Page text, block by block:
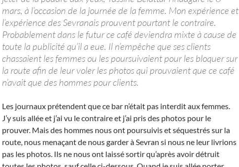
mars, à l’occasion de la journée de la femme. Mon expérience et
l’expérience des Sevranais prouvent pourtant le contraire.
Probablement dans le futur ce café deviendra mixte à cause de
toute la publicité qu’il a eue. Il n’empêche que ses clients
chassaient les femmes ou les poursuivaient pour les bloquer sur
la route afin de leur voler les photos qui prouvaient que ce café
n’avait que des hommes pour clients.
Les journaux prétendent que ce bar n’était pas interdit aux femmes.
J’y suis allée et j’ai vu le contraire et j’ai pris des photos pour le
prouver. Mais des hommes nous ont poursuivis et séquestrés sur la
route, nous menaçant de nous garder à Sevran si nous ne leur livrions
pas les photos. Ils ne nous ont laissé sortir qu’après avoir détruit